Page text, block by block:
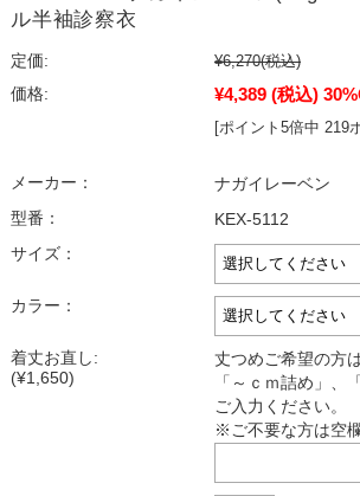
ル半袖診察衣
定価: ¥6,270(税込)
価格:
¥4,389 (税込)
[ポイント5倍中 219
メーカー：
ナガイレーベン
型番：
KEX-5112
サイズ：
カラー：
着丈お直し:
(¥1,650)
丈つめご希望の方
「～ｃｍ詰め」、
ご入力ください。
※ご不要な方は空